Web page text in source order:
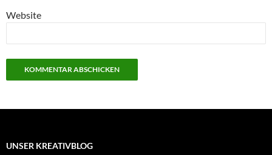
Website
UNSER KREATIVBLOG